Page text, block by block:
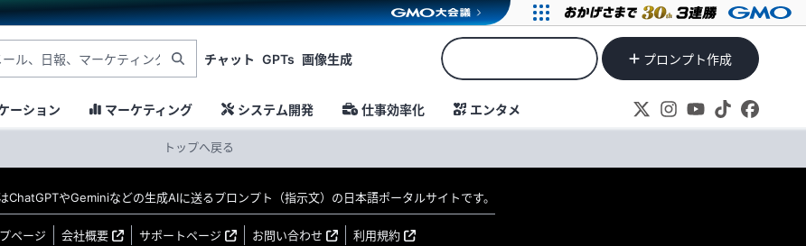
チャット GPTs 画像生成 プロンプト作成
ーション マーケティング システム開発 仕事効率化 エンタメ
トップへ戻る
ChatGPTやGeminiなどの生成AIに送るプロンプト（指示文）の日本語ポータルサイトです。
ページ 会社概要 サポートページ お問い合わせ 利用規約